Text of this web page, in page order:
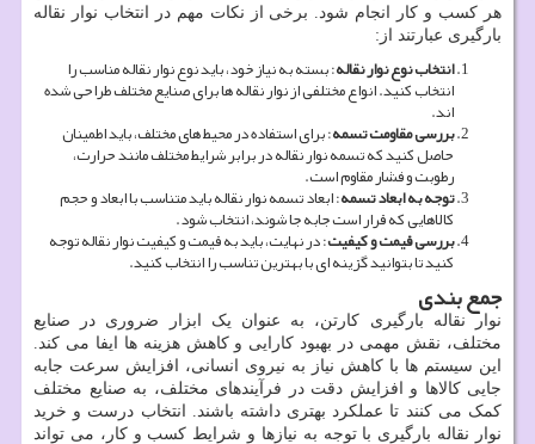
هر کسب و کار انجام شود. برخی از نکات مهم در انتخاب نوار نقاله
بارگیری عبارتند از:
انتخاب نوع نوار نقاله: بسته به نیاز خود، باید نوع نوار نقاله مناسب را
انتخاب کنید. انواع مختلفی از نوار نقاله‌ ها برای صنایع مختلف طراحی شده
‌اند.
بررسی مقاومت تسمه: برای استفاده در محیط‌ های مختلف، باید اطمینان
حاصل کنید که تسمه نوار نقاله در برابر شرایط مختلف مانند حرارت،
رطوبت و فشار مقاوم است.
توجه به ابعاد تسمه: ابعاد تسمه نوار نقاله باید متناسب با ابعاد و حجم
کالاهایی که قرار است جابه جا شوند، انتخاب شود.
بررسی قیمت و کیفیت: در نهایت، باید به قیمت و کیفیت نوار نقاله توجه
کنید تا بتوانید گزینه ‌ای با بهترین تناسب را انتخاب کنید.
جمع بندی
نوار نقاله بارگیری کارتن، به عنوان یک ابزار ضروری در صنایع
مختلف، نقش مهمی در بهبود کارایی و کاهش هزینه‌ ها ایفا می‌ کند.
این سیستم‌ ها با کاهش نیاز به نیروی انسانی، افزایش سرعت جابه
جایی کالاها و افزایش دقت در فرآیندهای مختلف، به صنایع مختلف
کمک می‌ کنند تا عملکرد بهتری داشته باشند. انتخاب درست و خرید
نوار نقاله بارگیری با توجه به نیازها و شرایط کسب و کار، می ‌تواند